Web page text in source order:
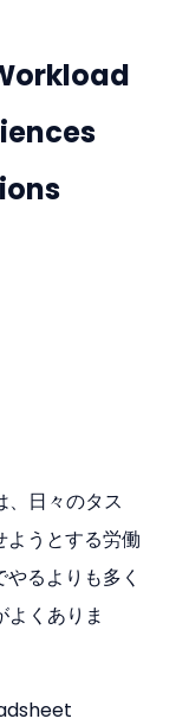
、日々のタス
ようとする労働
るよりも多く
よくありま